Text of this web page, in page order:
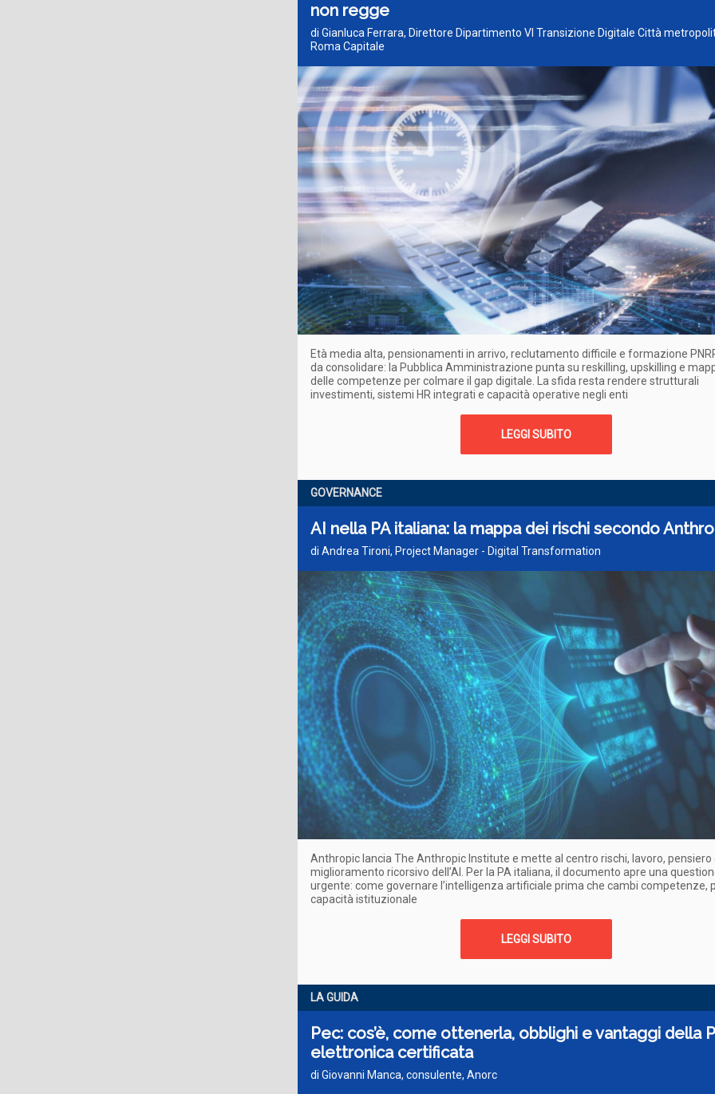
non regge
di Gianluca Ferrara, Direttore Dipartimento VI Transizione Digitale Città
Roma Capitale
Età media alta, pensionamenti in arrivo, reclutamento difficile e formazione
da consolidare: la Pubblica Amministrazione punta su reskilling, upskilling e
delle competenze per colmare il gap digitale. La sfida resta rendere strutturali
investimenti, sistemi HR integrati e capacità operative negli enti
LEGGI SUBITO
GOVERNANCE
AI nella PA italiana: la mappa dei rischi secondo
di Andrea Tironi, Project Manager - Digital Transformation
Anthropic lancia The Anthropic Institute e mette al centro rischi, lavoro, pensiero
miglioramento ricorsivo dell’AI. Per la PA italiana, il documento apre una
urgente: come governare l’intelligenza artificiale prima che cambi competenze,
capacità istituzionale
LEGGI SUBITO
LA GUIDA
Pec: cos’è, come ottenerla, obblighi e vantaggi della
elettronica certificata
di Giovanni Manca, consulente, Anorc